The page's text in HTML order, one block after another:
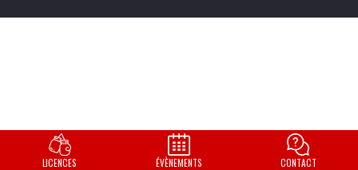
LICENCES ÉVÈNEMENTS CONTACT